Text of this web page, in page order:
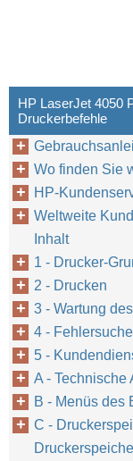
HP LaserJet 4050
Druckerbefehle
Wo finden Sie
HP-
Weltweite
Inhalt
1 - Drucker-
2 - Drucken
3 - Wartung
4 - Fehlersuche
5 -
A - Technische
B - Menüs des
C -
Druckerspeiche